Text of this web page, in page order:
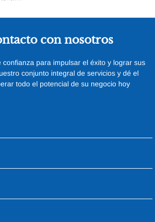
sala
con nosotros
confianza para impulsar el éxito y lograr sus
conjunto integral de servicios y dé el
todo el potencial de su negocio hoy